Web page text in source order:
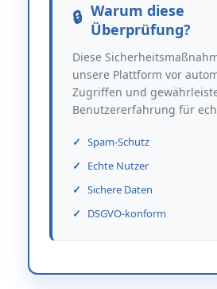
Warum diese
Überprüfung?
Diese
unsere Plattform vor
Zugriffen und
Benutzererfahrung für
Spam-Schutz
Echte Nutzer
Sichere Daten
DSGVO-konform